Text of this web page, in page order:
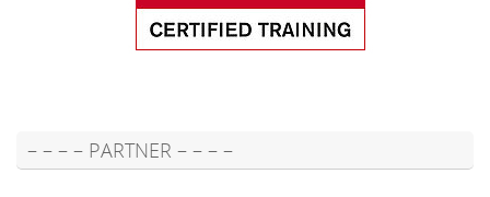
– – – – PARTNER – – – –